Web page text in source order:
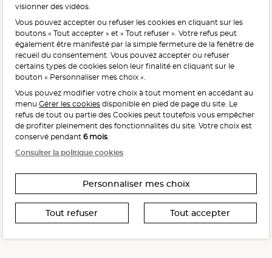
L'abus d'alcool est dangereux pour la santé, à consommer
avec modération.
Interdiction de vente de boissons alcooliques
aux mineurs de moins de 18 ans
La preuve de majorité de l’acheteur est exigée au moment
de la vente en ligne.
CODE DE LA SANTÉ PUBLIQUE, ART. L. 3342-1 ET L. 3353-3
visionner des vidéos.
Vous pouvez accepter ou refuser les cookies en cliquant sur les
boutons « Tout accepter » et « Tout refuser ». Votre refus peut
également être manifesté par la simple fermeture de la fenêtre de
recueil du consentement. Vous pouvez accepter ou refuser
certains types de cookies selon leur finalité en cliquant sur le
bouton « Personnaliser mes choix ».
Vous pouvez modifier votre choix à tout moment en accédant au
menu Gérer les cookies disponible en pied de page du site. Le
refus de tout ou partie des Cookies peut toutefois vous empêcher
de profiter pleinement des fonctionnalités du site. Votre choix est
conservé pendant 6 mois.
Consulter la politique cookies
Personnaliser mes choix
Tout refuser Tout accepter